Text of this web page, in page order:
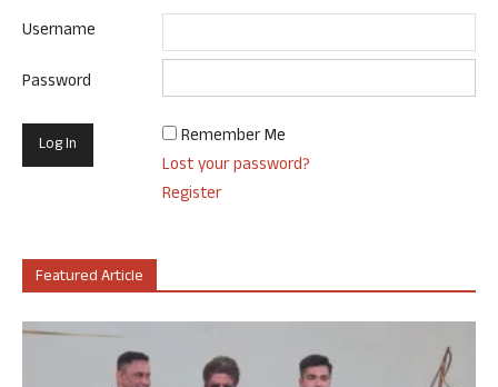
Username
Password
Remember Me
Lost your password?
Register
Featured Article